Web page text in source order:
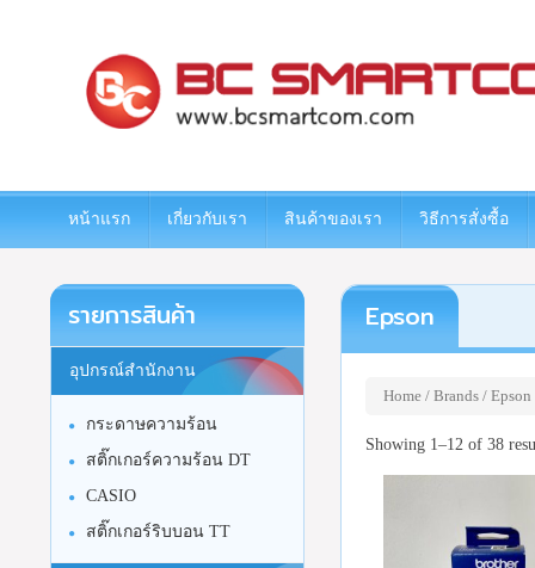
หน้าแรก เกี่ยวกับเรา สินค้าของเรา วิธีการสั่งซื้อ
Epson
Home/ Brands / Epson
Showing 1–12 of 38
รายการสินค้า
อุปกรณ์สำนักงาน
กระดาษความร้อน
สติ๊กเกอร์ความร้อน DT
CASIO
สติ๊กเกอร์ริบบอน TT